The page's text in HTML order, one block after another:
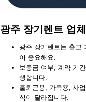
광주 장기렌트 업
광주 장기렌트는 출고
이 중요해요.
보증금 여부, 계약 기
생합니다.
출퇴근용, 가족용, 사
식이 달라집니다.